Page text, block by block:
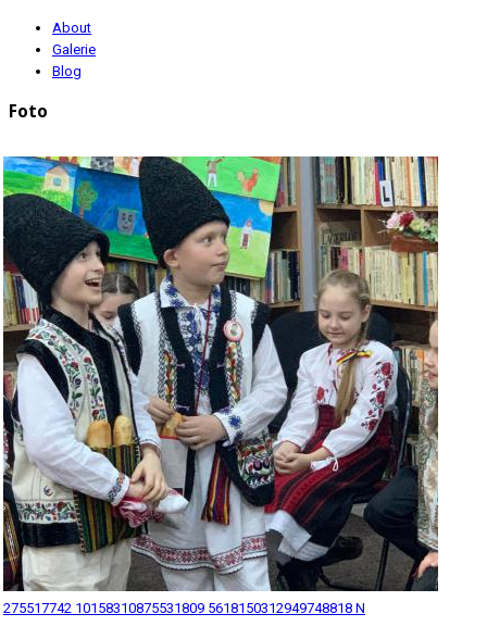
About
Galerie
Blog
Foto
275517742 10158310875531809 5618150312949748818 N